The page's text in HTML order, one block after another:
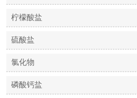
柠檬酸盐
硫酸盐
氯化物
磷酸钙盐